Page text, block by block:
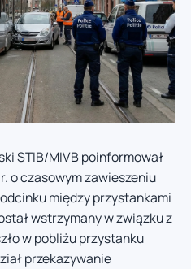
STIB/MIVB poinformował
o czasowym zawieszeniu
między przystankami
wstrzymany w związku z
w pobliżu przystanku
przekazywanie